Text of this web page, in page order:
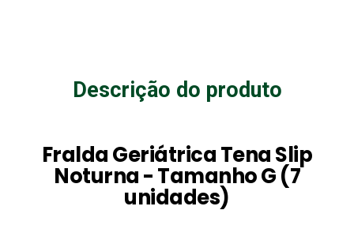
Descrição do produto
Fralda Geriátrica Tena Slip
Noturna - Tamanho G (7
unidades)